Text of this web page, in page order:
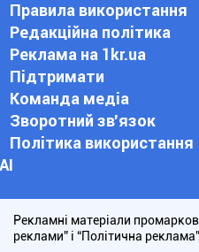
Правила використання
Редакційна політика
Реклама на 1kr.ua
Підтримати
Команда медіа
Зворотний зв'язок
Політика використання
АІ
Рекламні матеріали
реклами” і “Політична